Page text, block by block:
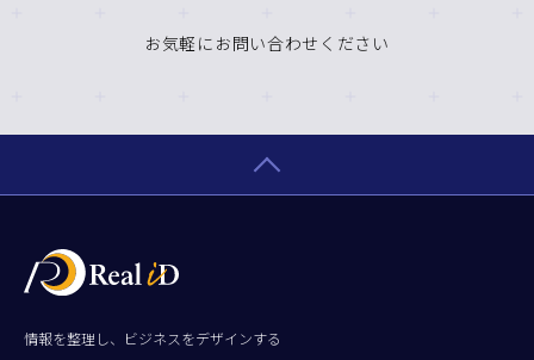
お気軽にお問い合わせください
情報を整理し、ビジネスをデザインする